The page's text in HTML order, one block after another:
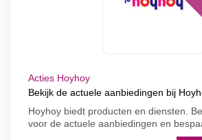
Acties Hoyhoy
Bekijk de actuele aanbiedingen bij
Hoyhoy biedt producten en diensten.
voor de actuele aanbiedingen en